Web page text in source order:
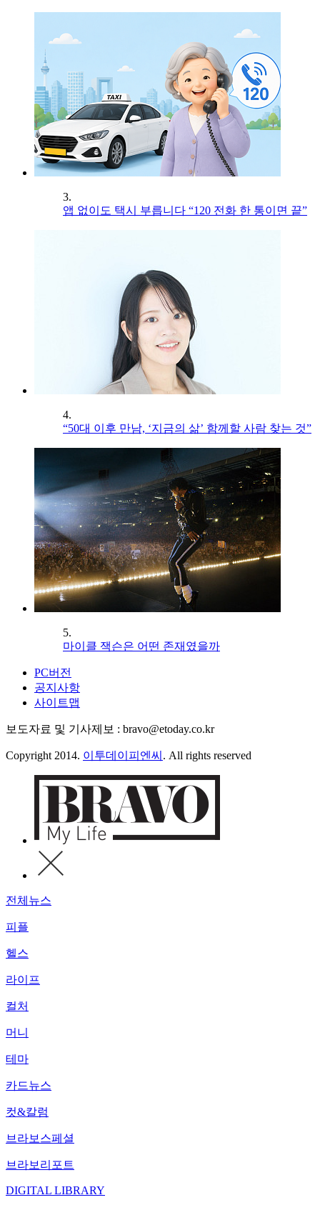
3.
앱 없이도 택시 부릅니다 “120 전화 한 통이면 끝”
4.
“50대 이후 만남, ‘지금의 삶’ 함께할 사람 찾는 것”
5.
마이클 잭슨은 어떤 존재였을까
PC버전
공지사항
사이트맵
보도자료 및 기사제보 : bravo@etoday.co.kr
Copyright 2014. 이투데이피엔씨 . All rights reserved
전체뉴스
피플
헬스
라이프
컬처
머니
테마
카드뉴스
컷&칼럼
브라보스페셜
브라보리포트
DIGITAL LIBRARY